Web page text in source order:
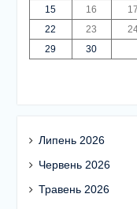
15
16 17
22
23
29
30
Липень 2026
Червень 2026
Травень 2026